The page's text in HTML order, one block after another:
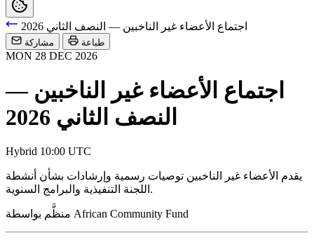
اجتماع الأعضاء غير الناخبين — النصف الثاني 2026
مشاركة طباعة
MON 28 DEC 2026
اجتماع الأعضاء غير الناخبين —
النصف الثاني 2026
Hybrid 10:00 UTC
يقدم الأعضاء غير الناخبين توصيات رسمية وإرشادات بشأن أنشطة
اللجنة التنفيذية والبرامج السنوية.
African Community Fund